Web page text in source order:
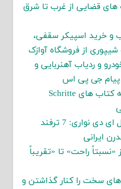
قضایی از غرب تا شرق
و خرید اسپیکر سقفی،
شیپوری از فروشگاه آوازک
و ردیاب آهنربایی و
پیام جی پی اس
دانلود رایگان مجموعه کتاب های Schritte
نورپردازی مخفی با ال ای دی نواری: 7 ترفند
ایرانی
راحت» تا «تقریباً
2025 روتین‌های سخت را کنار گذاشتن و